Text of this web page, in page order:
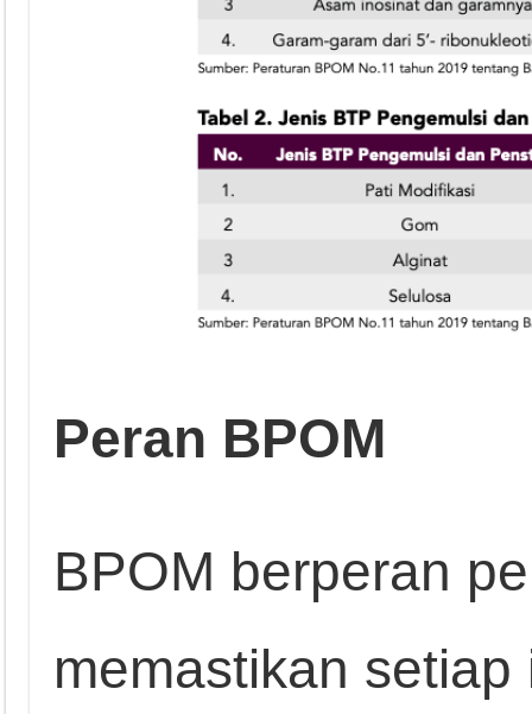
Peran BPOM
BPOM berperan
memastikan